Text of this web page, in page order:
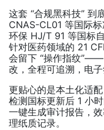
这套 “合规黑科技” 到
CNAS-CL01 等国际标
环保 HJ/T 91 等国标
针对医药领域的 21
会留下 “操作指纹
改，全程可追溯，电子
更贴心的是本土化适
检测国标更新后 1 小
一键生成审计报告，
理纸质记录。